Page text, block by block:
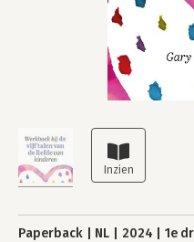
Paperback NL 2024 1e